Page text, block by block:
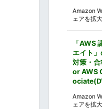
Amazon
ェアを拡
「AWS
エイト
対策・
or AWS
Amazon
ェアを拡